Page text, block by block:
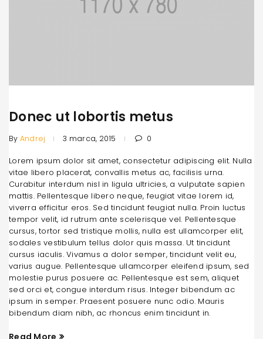
Donec ut lobortis metus
By Andrej 3 marca, 2015 0
Lorem ipsum dolor sit amet, consectetur adipiscing elit. Nulla
vitae libero placerat, convallis metus ac, facilisis urna.
Curabitur interdum nisl in ligula ultricies, a vulputate sapien
mattis. Pellentesque libero neque, feugiat vitae lorem id,
viverra efficitur eros. Sed tincidunt feugiat nulla. Proin luctus
tempor velit, id rutrum ante scelerisque vel. Pellentesque
cursus, tortor sed tristique mollis, nulla est ullamcorper elit,
sodales vestibulum tellus dolor quis massa. Ut tincidunt
cursus iaculis. Vivamus a dolor semper, tincidunt velit eu,
varius augue. Pellentesque ullamcorper eleifend ipsum, sed
molestie purus posuere ac. Pellentesque est sem, aliquet
sed orci et, congue interdum risus. Integer bibendum ac
ipsum in semper. Praesent posuere nunc odio. Mauris
bibendum diam nibh, ac rhoncus enim tincidunt in.
Read More